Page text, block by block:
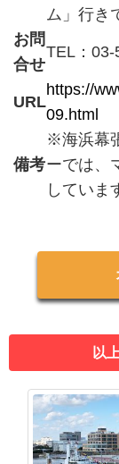
ム」行き
お問
合せ
TEL：03-
URL
https://
09.html
備考
※海浜幕
ーでは、
していま
以